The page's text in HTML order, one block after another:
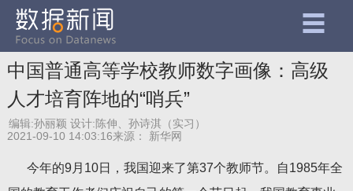
中国普通高等学校教师数字画像：高级
人才培育阵地的“哨兵”
编辑:孙丽颖 设计:陈伸、孙诗淇（实习）
2021-09-10 14:03:16来源： 新华网
今年的9月10日，我国迎来了第37个教师节。自1985年全